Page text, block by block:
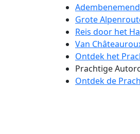
Grote
Reis door het
Van
Ontdek het
Prachtige
Ontdek de